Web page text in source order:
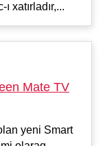
xatırladır,...
Mate TV
yeni Smart